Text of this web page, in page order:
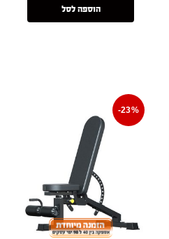
הוספה לסל
-23%